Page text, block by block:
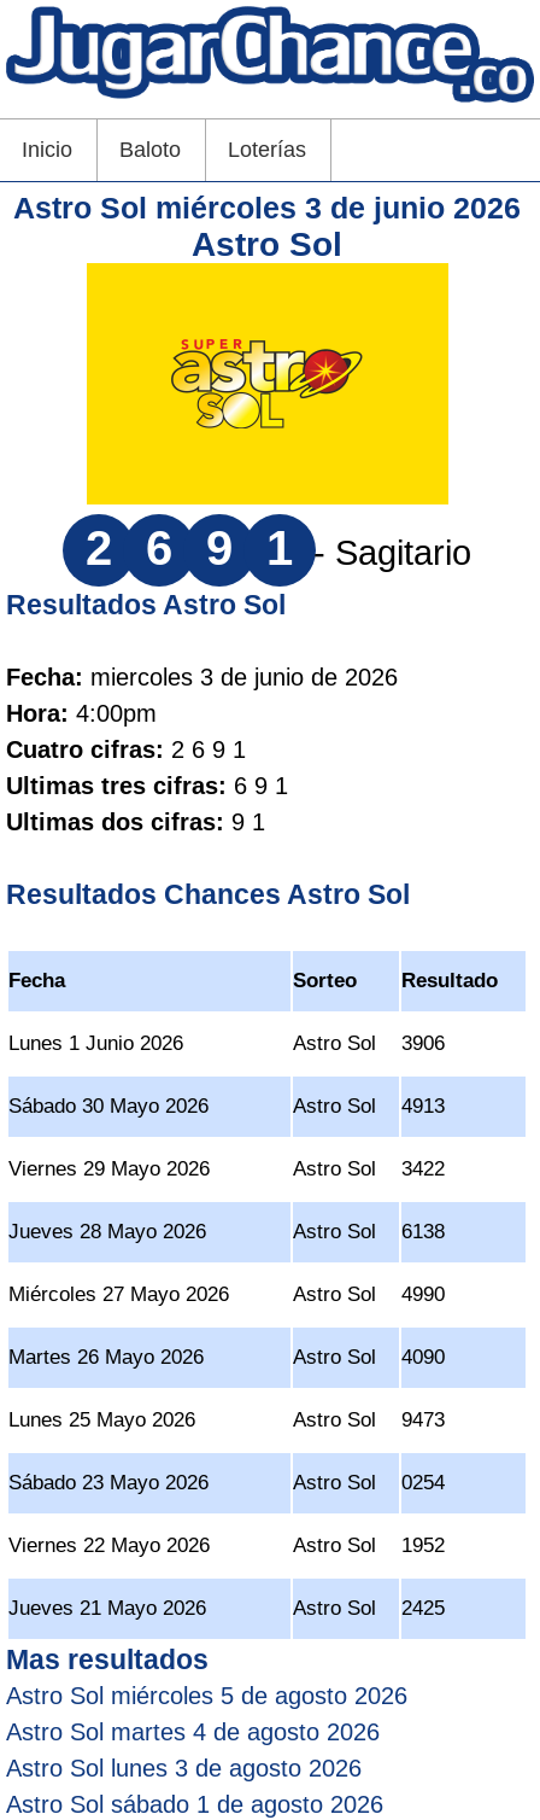
Inicio Baloto Loterías
Astro Sol miércoles 3 de junio 2026
Astro Sol
2 6 9 1 - Sagitario
Resultados Astro Sol
Fecha: miercoles 3 de junio de 2026
Hora: 4:00pm
Cuatro cifras: 2 6 9 1
Ultimas tres cifras: 6 9 1
Ultimas dos cifras: 9 1
Resultados Chances Astro Sol
Fecha Sorteo Resultado
Lunes 1 Junio 2026 Astro Sol 3906
Sábado 30 Mayo 2026 Astro Sol 4913
Viernes 29 Mayo 2026 Astro Sol 3422
Jueves 28 Mayo 2026 Astro Sol 6138
Miércoles 27 Mayo 2026 Astro Sol 4990
Martes 26 Mayo 2026 Astro Sol 4090
Lunes 25 Mayo 2026 Astro Sol 9473
Sábado 23 Mayo 2026 Astro Sol 0254
Viernes 22 Mayo 2026 Astro Sol 1952
Jueves 21 Mayo 2026 Astro Sol 2425
Mas resultados
Astro Sol miércoles 5 de agosto 2026
Astro Sol martes 4 de agosto 2026
Astro Sol lunes 3 de agosto 2026
Astro Sol sábado 1 de agosto 2026